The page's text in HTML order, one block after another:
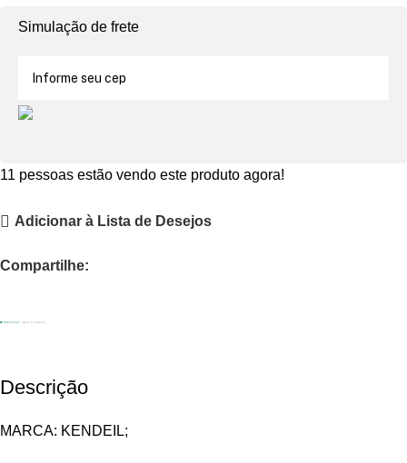
Simulação de frete
11 pessoas estão vendo este produto agora!
Adicionar à Lista de Desejos
Compartilhe:
Descrição
MARCA: KENDEIL;